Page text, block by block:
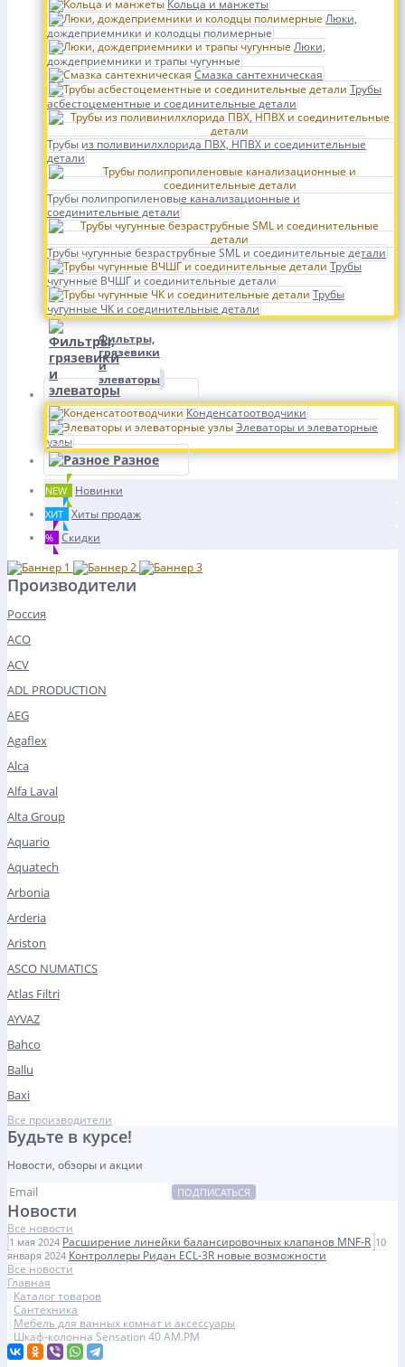
Кольца и манжеты
Люки,
дождеприемники и колодцы полимерные
Люки,
дождеприемники и трапы чугунные
Смазка сантехническая
Трубы
асбестоцементные и соединительные детали
Трубы из поливинилхлорида ПВХ, НПВХ и соединительные
детали
Трубы полипропиленовые канализационные и
соединительные детали
Трубы чугунные безраструбные SML и соединительные детали
Трубы
чугунные ВЧШГ и соединительные детали
Трубы
чугунные ЧК и соединительные детали
Фильтры,
грязевики
и
элеваторы
Конденсатоотводчики
Элеваторы и элеваторные
узлы
Разное
NEW Новинки
ХИТ Хиты продаж
% Скидки
Производители
Россия
ACO
ACV
ADL PRODUCTION
AEG
Agaflex
Alca
Alfa Laval
Alta Group
Aquario
Aquatech
Arbonia
Arderia
Ariston
ASCO NUMATICS
Atlas Filtri
AYVAZ
Bahco
Ballu
Baxi
Все производители
Будьте в курсе!
Новости, обзоры и акции
ПОДПИСАТЬСЯ
Новости
Все новости
1 мая 2024 Расширение линейки балансировочных клапанов MNF-R 10
января 2024 Контроллеры Ридан ECL-3R новые возможности
Все новости
Главная
Каталог товаров
Сантехника
Мебель для ванных комнат и аксессуары
Шкаф-колонна Sensation 40 AM.PM